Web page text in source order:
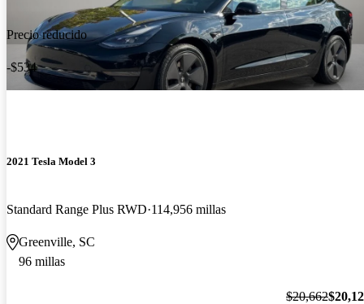
Precio reducido
-$534
2021 Tesla Model 3
Standard Range Plus RWD 114,956 millas
Greenville, SC
96 millas
$20,662